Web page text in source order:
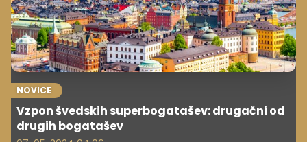
NOVICE
Vzpon švedskih superbogatašev: drugačni od
drugih bogatašev